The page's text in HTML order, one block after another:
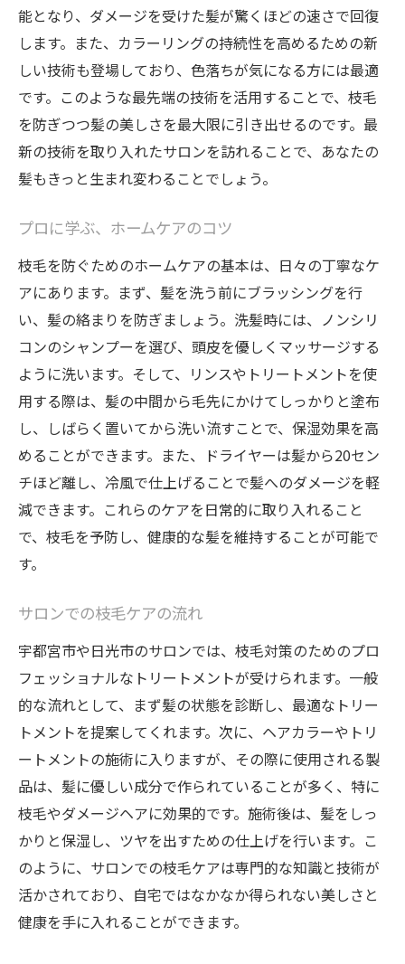
能となり、ダメージを受けた髪が驚くほどの速さで回復
します。また、カラーリングの持続性を高めるための新
しい技術も登場しており、色落ちが気になる方には最適
です。このような最先端の技術を活用することで、枝毛
を防ぎつつ髪の美しさを最大限に引き出せるのです。最
新の技術を取り入れたサロンを訪れることで、あなたの
髪もきっと生まれ変わることでしょう。
プロに学ぶ、ホームケアのコツ
枝毛を防ぐためのホームケアの基本は、日々の丁寧なケ
アにあります。まず、髪を洗う前にブラッシングを行
い、髪の絡まりを防ぎましょう。洗髪時には、ノンシリ
コンのシャンプーを選び、頭皮を優しくマッサージする
ように洗います。そして、リンスやトリートメントを使
用する際は、髪の中間から毛先にかけてしっかりと塗布
し、しばらく置いてから洗い流すことで、保湿効果を高
めることができます。また、ドライヤーは髪から20セン
チほど離し、冷風で仕上げることで髪へのダメージを軽
減できます。これらのケアを日常的に取り入れること
で、枝毛を予防し、健康的な髪を維持することが可能で
す。
サロンでの枝毛ケアの流れ
宇都宮市や日光市のサロンでは、枝毛対策のためのプロ
フェッショナルなトリートメントが受けられます。一般
的な流れとして、まず髪の状態を診断し、最適なトリー
トメントを提案してくれます。次に、ヘアカラーやトリ
ートメントの施術に入りますが、その際に使用される製
品は、髪に優しい成分で作られていることが多く、特に
枝毛やダメージヘアに効果的です。施術後は、髪をしっ
かりと保湿し、ツヤを出すための仕上げを行います。こ
のように、サロンでの枝毛ケアは専門的な知識と技術が
活かされており、自宅ではなかなか得られない美しさと
健康を手に入れることができます。